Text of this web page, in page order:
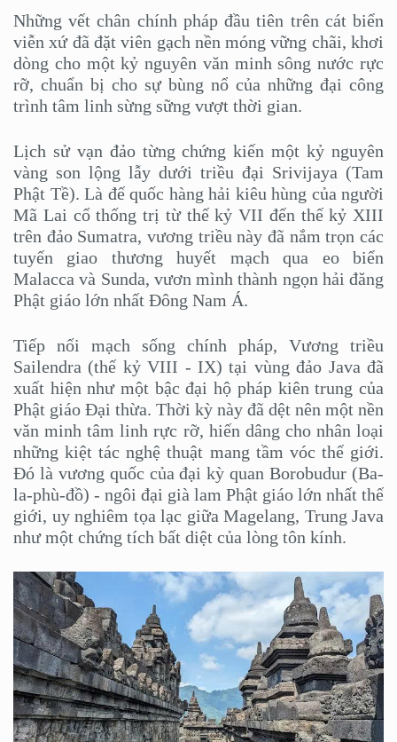
Những vết chân chính pháp đầu tiên trên cát biển
viễn xứ đã đặt viên gạch nền móng vững chãi, khơi
dòng cho một kỷ nguyên văn minh sông nước rực
rỡ, chuẩn bị cho sự bùng nổ của những đại công
trình tâm linh sừng sững vượt thời gian.
Lịch sử vạn đảo từng chứng kiến một kỷ nguyên
vàng son lộng lẫy dưới triều đại Srivijaya (Tam
Phật Tề). Là đế quốc hàng hải kiêu hùng của người
Mã Lai cổ thống trị từ thế kỷ VII đến thế kỷ XIII
trên đảo Sumatra, vương triều này đã nắm trọn các
tuyến giao thương huyết mạch qua eo biển
Malacca và Sunda, vươn mình thành ngọn hải đăng
Phật giáo lớn nhất Đông Nam Á.
Tiếp nối mạch sống chính pháp, Vương triều
Sailendra (thế kỷ VIII - IX) tại vùng đảo Java đã
xuất hiện như một bậc đại hộ pháp kiên trung của
Phật giáo Đại thừa. Thời kỳ này đã dệt nên một nền
văn minh tâm linh rực rỡ, hiến dâng cho nhân loại
những kiệt tác nghệ thuật mang tầm vóc thế giới.
Đó là vương quốc của đại kỳ quan Borobudur (Ba-
la-phù-đồ) - ngôi đại già lam Phật giáo lớn nhất thế
giới, uy nghiêm tọa lạc giữa Magelang, Trung Java
như một chứng tích bất diệt của lòng tôn kính.